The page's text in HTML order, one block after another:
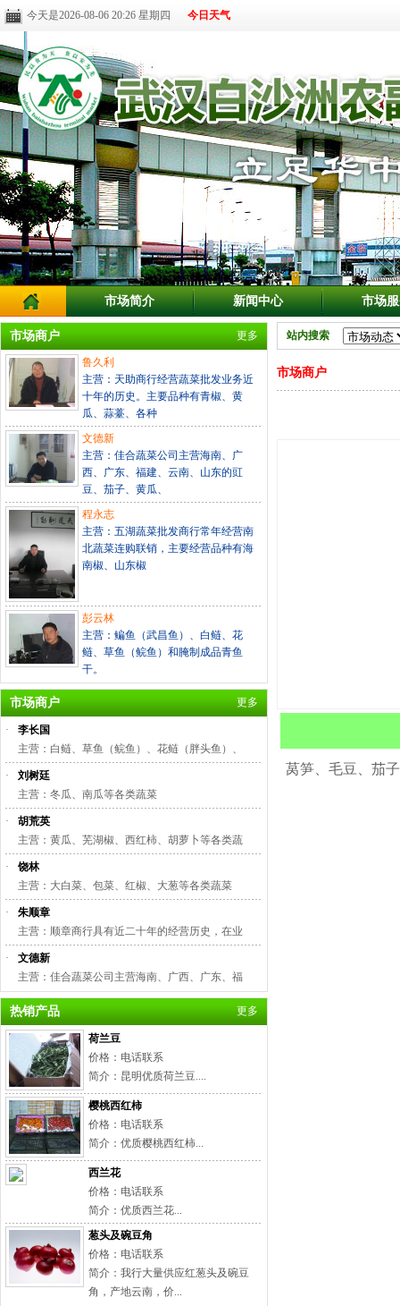
今天是2026-08-06 20:26 星期四 今日天气
市场简介 新闻中心 市场
市场商户 更多
鲁久利
主营：天助商行经营蔬菜批发业务近
十年的历史。主要品种有青椒、黄
瓜、蒜薹、各种
文德新
主营：佳合蔬菜公司主营海南、广
西、广东、福建、云南、山东的豇
豆、茄子、黄瓜、
程永志
主营：五湖蔬菜批发商行常年经营南
北蔬菜连购联销，主要经营品种有海
南椒、山东椒
彭云林
主营：鳊鱼（武昌鱼）、白鲢、花
鲢、草鱼（鲩鱼）和腌制成品青鱼
干。
市场商户 更多
·
李长国
主营：白鲢、草鱼（鲩鱼）、花鲢（胖头鱼）、
·
刘树廷
主营：冬瓜、南瓜等各类蔬菜
·
胡荒英
主营：黄瓜、芜湖椒、西红柿、胡萝卜等各类蔬
·
饶林
主营：大白菜、包菜、红椒、大葱等各类蔬菜
·
朱顺章
主营：顺章商行具有近二十年的经营历史，在业
·
文德新
主营：佳合蔬菜公司主营海南、广西、广东、福
热销产品 更多
荷兰豆
价格：电话联系
简介：昆明优质荷兰豆....
樱桃西红柿
价格：电话联系
简介：优质樱桃西红柿...
西兰花
价格：电话联系
简介：优质西兰花...
葱头及碗豆角
价格：电话联系
简介：我行大量供应红葱头及碗豆
角，产地云南，价...
站内搜索
市场商户
莴笋、毛豆、茄